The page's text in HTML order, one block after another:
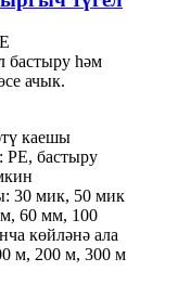
бастыру һәм
ачык.
каешы
бастыру
30 мик, 50 мик
60 мм, 100
көйләнә ала
м, 200 м, 300 м